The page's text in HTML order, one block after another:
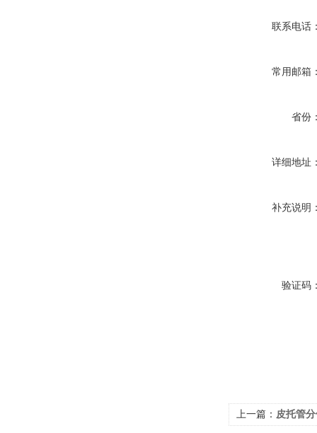
联系电话
常用邮箱
省份
详细地址
补充说明
验证码
上一篇： 皮托管